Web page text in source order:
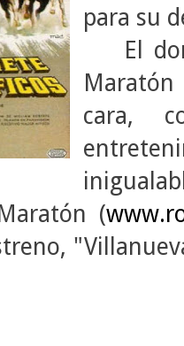
para su
El
cara,
(